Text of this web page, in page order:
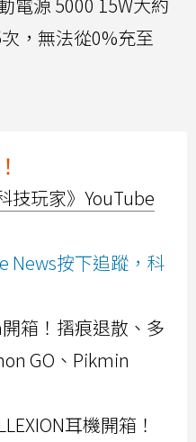
，無法從0%充至
技玩家》YouTube
News按下追蹤，科
箱！摺痕退散、多
GO、Pikmin
耳機開箱！